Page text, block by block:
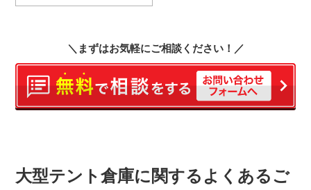
＼まずはお気軽にご相談ください！／
大型テント倉庫に関するよくあるご